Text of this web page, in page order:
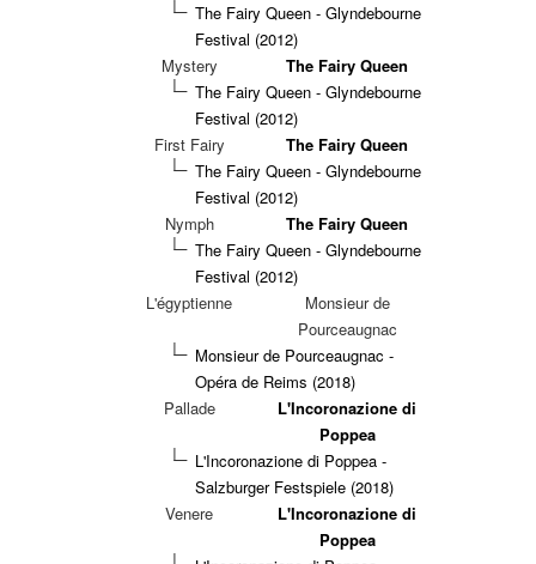
The Fairy Queen - Glyndebourne
Festival (2012)
Mystery
The Fairy Queen
The Fairy Queen - Glyndebourne
Festival (2012)
First Fairy
The Fairy Queen
The Fairy Queen - Glyndebourne
Festival (2012)
Nymph
The Fairy Queen
The Fairy Queen - Glyndebourne
Festival (2012)
L'égyptienne
Monsieur de
Pourceaugnac
Monsieur de Pourceaugnac -
Opéra de Reims (2018)
Pallade
L'Incoronazione di
Poppea
L'Incoronazione di Poppea -
Salzburger Festspiele (2018)
Venere
L'Incoronazione di
Poppea